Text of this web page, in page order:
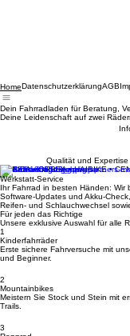
Home DatenschutzerklärungAGB
Dein Fahrradladen für Beratung,
Qualität und
MERIDA • ORBEA • HAIBIKE •
Werkstatt-Service
Ihr Fahrrad in besten Händen: Wir
Software-Updates und Akku-
Reifen- und Schlauchwechsel
Für jeden das Richtige
Unsere exklusive Auswahl für alle
1
Erste sichere Fahrversuche mit
und Beginner.
2
Meistern Sie Stock und Stein mit
Trails.